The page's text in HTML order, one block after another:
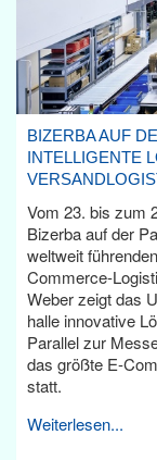
BIZERBA AUF
INTELLIGENTE
Vom 23. bis zum
Bizerba auf der
weltweit
Commerce-
Weber zeigt das
halle innovative
Parallel zur
das größte E-
statt.
Weiterlesen...